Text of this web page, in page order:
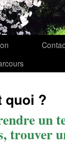
quoi ?
un
trouver